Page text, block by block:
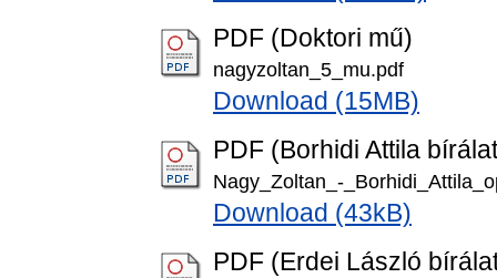
PDF (Doktori mű)
nagyzoltan_5_mu.pdf
Download (15MB)
PDF (Borhidi Attila
Nagy_Zoltan_-
Download (43kB)
PDF (Erdei László